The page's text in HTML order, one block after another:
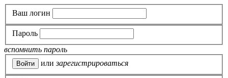
Ваш логин
Пароль
вспомнить пароль
или зарегистрироваться